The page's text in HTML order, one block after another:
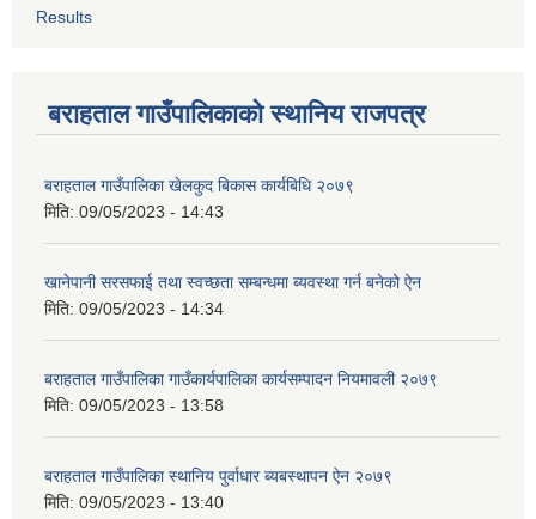
Results
बराहताल गाउँपालिकाको स्थानिय राजपत्र
बराहताल गाउँपालिका खेलकुद बिकास कार्यबिधि २०७९
मिति: 09/05/2023 - 14:43
खानेपानी सरसफाई तथा स्वच्छता सम्बन्धमा ब्यवस्था गर्न बनेको ऐन
मिति: 09/05/2023 - 14:34
बराहताल गाउँपालिका गाउँकार्यपालिका कार्यसम्पादन नियमावली २०७९
मिति: 09/05/2023 - 13:58
बराहताल गाउँपालिका स्थानिय पुर्वाधार ब्यबस्थापन ऐन २०७९
मिति: 09/05/2023 - 13:40